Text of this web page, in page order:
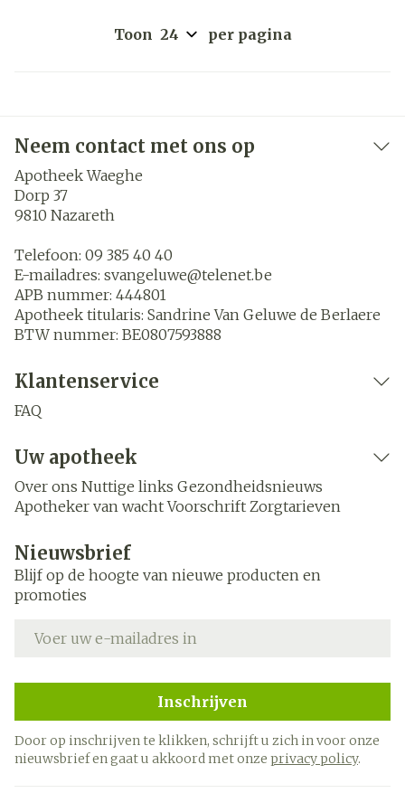
Toon per pagina
Neem contact met ons op
Apotheek Waeghe
Dorp 37
9810 Nazareth
Telefoon: 09 385 40 40
E-mailadres: svangeluwe@telenet.be
APB nummer: 444801
Apotheek titularis: Sandrine Van Geluwe de Berlaere
BTW nummer: BE0807593888
Klantenservice
FAQ
Uw apotheek
Over ons Nuttige links Gezondheidsnieuws
Apotheker van wacht Voorschrift Zorgtarieven
Nieuwsbrief
Blijf op de hoogte van nieuwe producten en
promoties
Inschrijven
Door op inschrijven te klikken, schrijft u zich in voor onze
nieuwsbrief en gaat u akkoord met onze privacy policy.